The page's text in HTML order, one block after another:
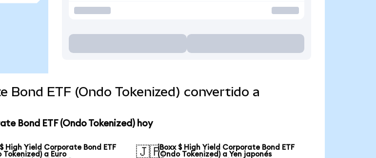
Bond ETF (Ondo Tokenized) convertido a
Bond ETF (Ondo Tokenized) hoy
High Yield Corporate Bond ETF
Tokenized) a Euro
🇯🇵iBoxx $ High Yield Corporate Bond ETF
(Ondo Tokenized) a Yen japonés